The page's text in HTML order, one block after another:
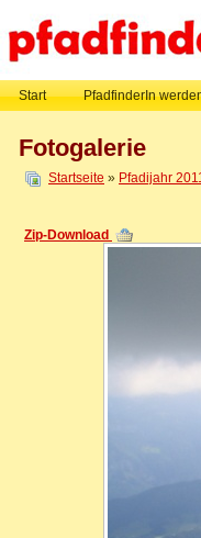
Start PfadfinderIn
Fotogalerie
Startseite » Pfadijahr
Zip-Download